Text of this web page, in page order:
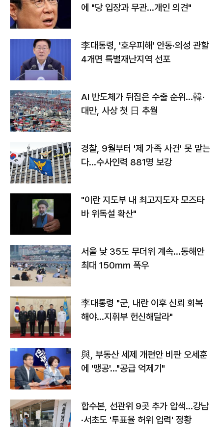
에 "당 입장과 무관…개인 의견"
李대통령, '호우피해' 안동·의성 관할
4개면 특별재난지역 선포
AI 반도체가 뒤집은 수출 순위…韓·
대만, 사상 첫 日 추월
경찰, 9월부터 '제 가족 사건' 못 맡는
다…수사인력 881명 보강
"이란 지도부 내 최고지도자 모즈타
바 위독설 확산"
서울 낮 35도 무더위 계속…동해안
최대 150㎜ 폭우
李대통령 "군, 내란 이후 신뢰 회복
해야…지휘부 헌신해달라"
與, 부동산 세제 개편안 비판 오세훈
에 '맹공'…"공급 억제기"
합수본, 선관위 9곳 추가 압색…강남
·서초도 '투표율 허위 입력' 정황